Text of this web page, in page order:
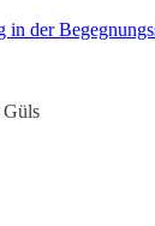
in der
Güls